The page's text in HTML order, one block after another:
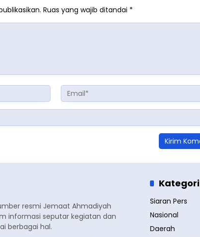
Ruas yang wajib ditandai *
resmi Jemaat Ahmadiyah
informasi seputar kegiatan dan
berbagai hal.
Kategori
Siaran Pers
Nasional
Daerah